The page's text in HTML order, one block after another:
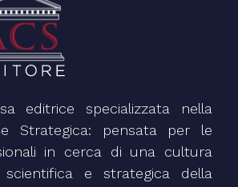
editrice specializzata nella
Strategica: pensata per le
in cerca di una cultura
scientifica e strategica della